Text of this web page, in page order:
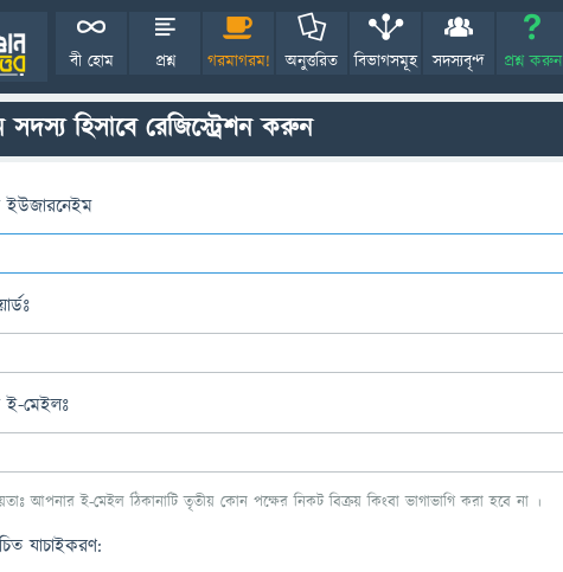
বী হোম প্রশ্ন গরমাগরম! অনুত্তরিত বিভাগসমূহ সদস্যবৃন্দ প্রশ্ন করুন
হিসাবে রেজিস্ট্রেশন করুন
মেইলঃ
আপনার ই-মেইল ঠিকানাটি তৃতীয় কোন পক্ষের নিকট বিক্রয় কিংবা ভাগাভাগি করা হবে না ।
যাচাইকরণ: